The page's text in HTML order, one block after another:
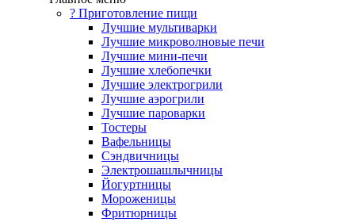
? Приготовление пищи
Лучшие мультиварки
Лучшие микроволновые печи
Лучшие мини-печи
Лучшие хлебопечки
Лучшие электрогрили
Лучшие аэрогрили
Лучшие пароварки
Тостеры
Вафельницы
Сэндвичницы
Электрошашлычницы
Йогуртницы
Мороженицы
Фритюрницы